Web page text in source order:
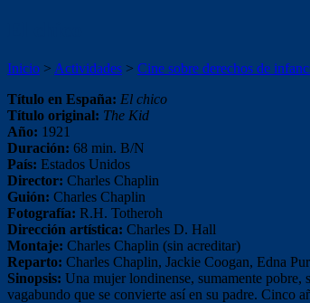
Inicio > Actividades > Cine sobre derechos de
Título en España: El chico
Título original: The Kid
Año: 1921
Duración: 68 min. B/N
País: Estados Unidos
Director: Charles Chaplin
Guión: Charles Chaplin
Fotografía: R.H. Totheroh
Dirección artística: Charles D. Hall
Montaje: Charles Chaplin (sin acreditar)
Reparto: Charles Chaplin, Jackie Coogan, Edna
Sinopsis: Una mujer londinense, sumamente pobre,
vagabundo que se convierte así en su padre. Cinco